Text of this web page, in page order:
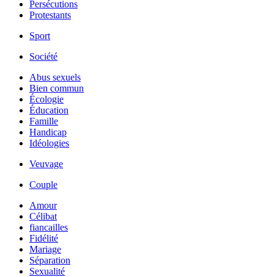
Persécutions
Protestants
Sport
Société
Abus sexuels
Bien commun
Écologie
Éducation
Famille
Handicap
Idéologies
Veuvage
Couple
Amour
Célibat
fiancailles
Fidélité
Mariage
Séparation
Sexualité